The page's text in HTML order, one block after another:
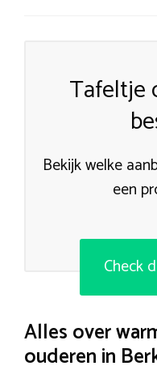
Tafeltje
Bekijk welke
een
Check
Alles over
ouderen in